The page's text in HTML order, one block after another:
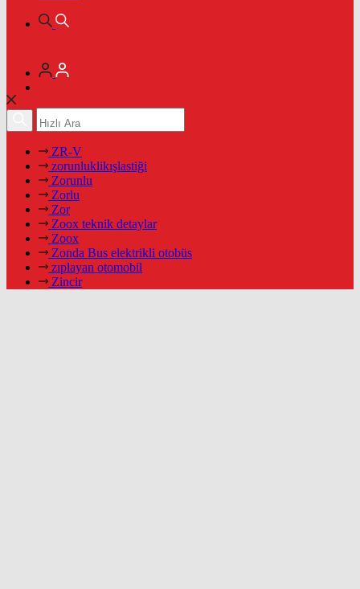
ZR-V
zorunluklikışlastiği
Zorunlu
Zorlu
Zor
Zoox teknik detaylar
Zoox
Zonda Bus elektrikli otobüs
zıplayan otomobil
Zincir